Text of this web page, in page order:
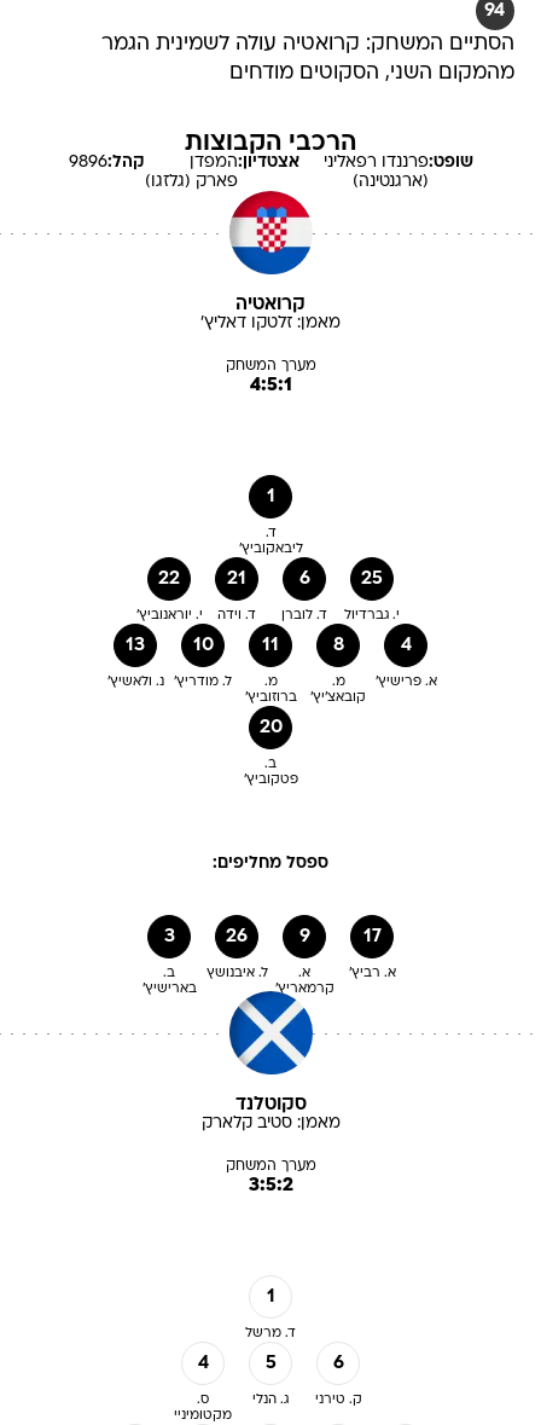
94
הסתיים המשחק: קרואטיה עולה לשמינית הגמר
מהמקום השני, הסקוטים מודחים
הרכבי הקבוצות
שופט:פרננדו
רפאליני
(ארגנטינה)
אצטדיון:המפדן
פארק (גלזגו)
קהל:9896
קרואטיה
מאמן: זלטקו דאליץ'
מערך המשחק
4:5:1
1
ד.
ליבאקוביץ'
22
י. יוראנוביץ'
21
ד. וידה
6
ד. לוברן
25
י. גברדיול
13
נ. ולאשיץ'
10
ל. מודריץ'
11
מ.
ברוזוביץ'
8
מ.
קובאצ'יץ'
4
א. פרישיץ'
20
ב.
פטקוביץ'
ספסל מחליפים:
3
ב.
בארישיץ'
26
ל. איבנושץ
9
א.
קרמאריץ'
17
א. רביץ'
סקוטלנד
מאמן:סטיב קלארק
מערך המשחק
3:5:2
1
ד. מרשל
4
ס.
מקטומיניי
5
ג. הנלי
6
ק. טירני